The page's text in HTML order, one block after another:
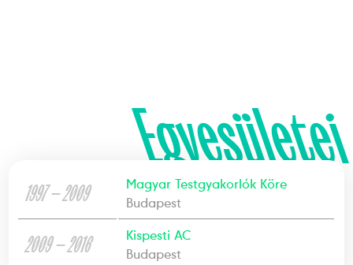
Egyesületei
1997 — 2009
Magyar Testgyakorlók Köre
Budapest
2009 — 2016
Kispesti AC
Budapest